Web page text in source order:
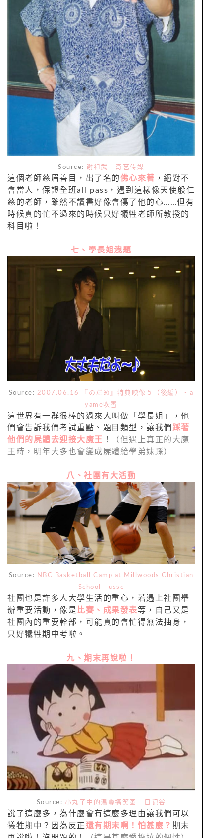
Source: 谢祖武 - 奇艺传媒
這個老師慈眉善目，出了名的佛心來著 ，絕對不
會當人，保證全班all pass，遇到這樣像天使般仁
慈的老師，雖然不讀書好像會傷了他的心……但有
時候真的忙不過來的時候只好犧牲老師所教授的
科目啦！
七、學長姐洩題
Source: 2007.06.16 『のだめ』特典映像５（後編） - a
yame吹雪
這世界有一群很棒的過來人叫做「學長姐」，他
們會告訴我們考試重點、題目類型，讓我們 踩著
他們的屍體去迎接大魔王
！
（但遇上真正的大魔
王時，明年大多也會變成屍體給學弟妹踩）
八、社團有大活動
Source:
NBC Basketball Camp at Millwoods Christian
School - ussc
社團也是許多人大學生活的重心，若遇上社團舉
辦重要活動，像是 比賽、成果發表等，自己又是
社團內的重要幹部，可能真的會忙得無法抽身，
只好犧牲期中考啦。
九、期末再說啦！
Source: 小丸子中的温馨搞笑图 - 日记谷
說了這麼多，為什麼會有這麼多理由讓我們可以
犧牲期中？因為反正還有期末啊！怕甚麼？ 期末